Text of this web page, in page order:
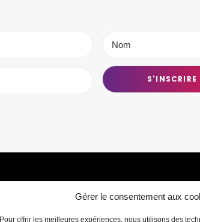
Gérer le consentement aux
Pour offrir les meilleures expériences, nous utilisons des